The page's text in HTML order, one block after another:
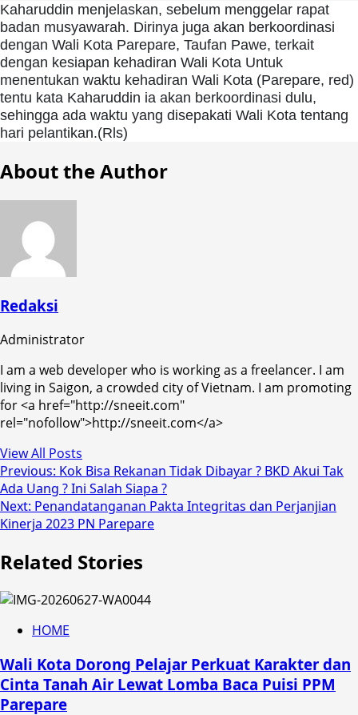
Kaharuddin menjelaskan, sebelum menggelar rapat
badan musyawarah. Dirinya juga akan berkoordinasi
dengan Wali Kota Parepare, Taufan Pawe, terkait
dengan kesiapan kehadiran Wali Kota Untuk
menentukan waktu kehadiran Wali Kota (Parepare, red)
tentu kata Kaharuddin ia akan berkoordinasi dulu,
sehingga ada waktu yang disepakati Wali Kota tentang
hari pelantikan.(Rls)
About the Author
Redaksi
Administrator
I am a web developer who is working as a freelancer. I am
living in Saigon, a crowded city of Vietnam. I am promoting
for <a href="http://sneeit.com"
rel="nofollow">http://sneeit.com</a>
View All Posts
Post
navigation
Previous: Kok Bisa Rekanan Tidak Dibayar ? BKD Akui Tak
Ada Uang ? Ini Salah Siapa ?
Next: Penandatanganan Pakta Integritas dan Perjanjian
Kinerja 2023 PN Parepare
Related Stories
HOME
Wali Kota Dorong Pelajar Perkuat Karakter dan
Cinta Tanah Air Lewat Lomba Baca Puisi PPM
Parepare